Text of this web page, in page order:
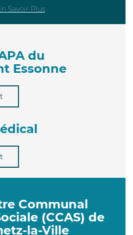
Savoir Plus
du
Essonne
Communal
(CCAS) de
la-Ville